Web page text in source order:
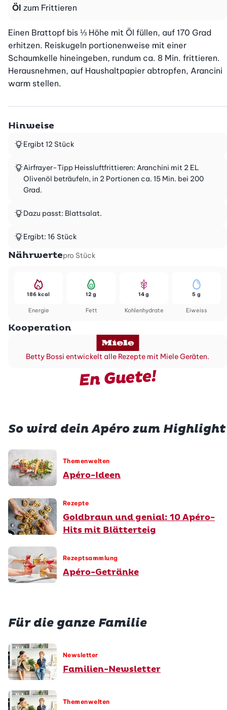
Öl zum Frittieren
Einen Brattopf bis ⅓ Höhe mit Öl füllen, auf 170 Grad
erhitzen. Reiskugeln portionenweise mit einer
Schaumkelle hineingeben, rundum ca. 8 Min. frittieren.
Herausnehmen, auf Haushaltpapier abtropfen, Arancini
warm stellen.
Hinweise
Ergibt 12 Stück
Airfrayer-Tipp Heissluftfrittieren: Aranchini mit 2 EL
Olivenöl beträufeln, in 2 Portionen ca. 15 Min. bei 200
Grad.
Dazu passt: Blattsalat.
Ergibt: 16 Stück
Nährwertepro Stück
Energie
186 kcal
Fett
12 g
Kohlenhydrate
14 g
Eiweiss
5 g
Kooperation
Betty Bossi entwickelt alle Rezepte mit Miele Geräten.
En Guete!
So wird dein Apéro zum Highlight
Themenwelten
Apéro-Ideen
Rezepte
Goldbraun und genial: 10 Apéro-
Hits mit Blätterteig
Rezeptsammlung
Apéro-Getränke
Für die ganze Familie
Newsletter
Familien-Newsletter
Themenwelten